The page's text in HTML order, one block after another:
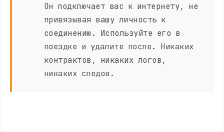
Он подключает вас к интернету, не
привязывая вашу личность к
соединению. Используйте его в
поездке и удалите после. Никаких
контрактов, никаких логов,
никаких следов.